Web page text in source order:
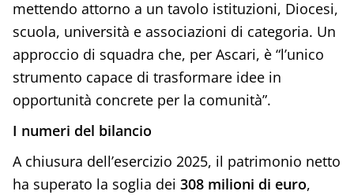
mettendo attorno a un tavolo istituzioni, Diocesi,
scuola, università e associazioni di categoria. Un
approccio di squadra che, per Ascari, è “l’unico
strumento capace di trasformare idee in
opportunità concrete per la comunità”.
I numeri del bilancio
A chiusura dell’esercizio 2025, il patrimonio netto
ha superato la soglia dei 308 milioni di euro,